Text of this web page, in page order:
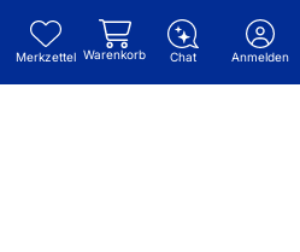
Merkzettel Warenkorb Chat Anmelden